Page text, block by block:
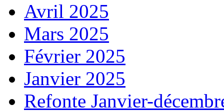
Avril 2025
Mars 2025
Février 2025
Janvier 2025
Refonte Janvier-